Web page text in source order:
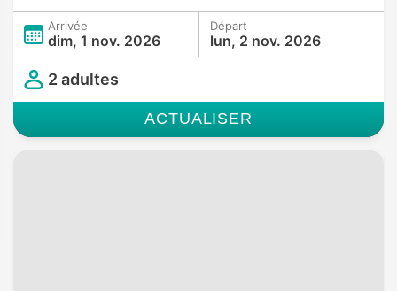
Arrivée
dim, 1 nov. 2026
Départ
lun, 2 nov. 2026
2 adultes
ACTUALISER